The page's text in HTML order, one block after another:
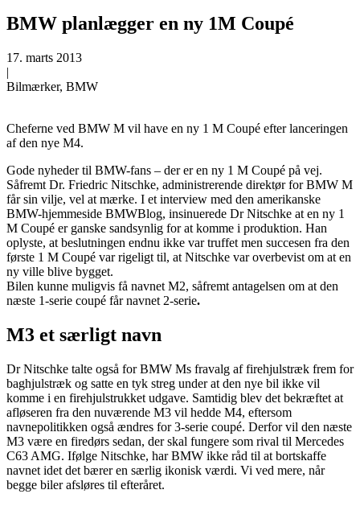
BMW planlægger en ny 1M Coupé
17. marts 2013
|
Bilmærker, BMW
Cheferne ved BMW M vil have en ny 1 M Coupé efter lanceringen
af den nye M4.
Gode nyheder til BMW-fans – der er en ny 1 M Coupé på vej.
Såfremt Dr. Friedric Nitschke, administrerende direktør for BMW M
får sin vilje, vel at mærke. I et interview med den amerikanske
BMW-hjemmeside BMWBlog, insinuerede Dr Nitschke at en ny 1
M Coupé er ganske sandsynlig for at komme i produktion. Han
oplyste, at beslutningen endnu ikke var truffet men succesen fra den
første 1 M Coupé var rigeligt til, at Nitschke var overbevist om at en
ny ville blive bygget.
Bilen kunne muligvis få navnet M2, såfremt antagelsen om at den
næste 1-serie coupé får navnet 2-serie.
M3 et særligt navn
Dr Nitschke talte også for BMW Ms fravalg af firehjulstræk frem for
baghjulstræk og satte en tyk streg under at den nye bil ikke vil
komme i en firehjulstrukket udgave. Samtidig blev det bekræftet at
afløseren fra den nuværende M3 vil hedde M4, eftersom
navnepolitikken også ændres for 3-serie coupé. Derfor vil den næste
M3 være en firedørs sedan, der skal fungere som rival til Mercedes
C63 AMG. Ifølge Nitschke, har BMW ikke råd til at bortskaffe
navnet idet det bærer en særlig ikonisk værdi. Vi ved mere, når
begge biler afsløres til efteråret.